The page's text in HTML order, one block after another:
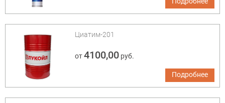
Циатим-201
от4100,00руб.
Подробнее